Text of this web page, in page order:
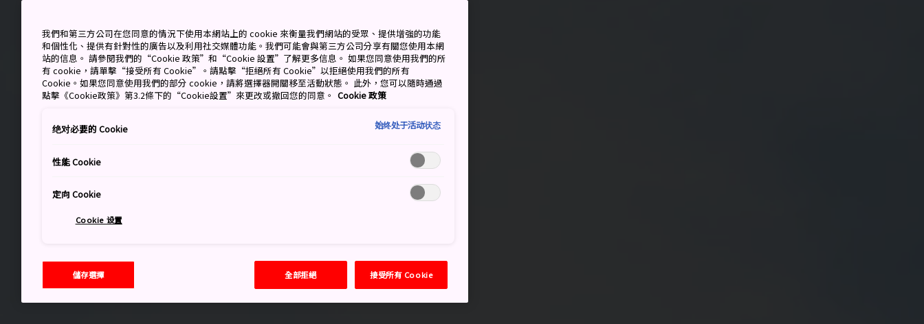
我們和第三方公司在您同意的情況下使用本網站上的 cookie 來衡量我們網站的受眾、提供增強的功能
和個性化、提供有針對性的廣告以及利用社交媒體功能。我們可能會與第三方公司分享有關您使用本網
站的信息。 請參閱我們的“Cookie 政策”和“Cookie 設置”了解更多信息。 如果您同意使用我們的所
有 cookie，請單擊“接受所有 Cookie”。請點擊“拒絕所有 Cookie”以拒絕使用我們的所有
Cookie。如果您同意使用我們的部分 cookie，請將選擇器開關移至活動狀態。 此外，您可以隨時通過
點擊《Cookie政策》第3.2條下的“Cookie設置”來更改或撤回您的同意。 Cookie 政策
绝对必要的 Cookie 始终处于活动状态
性能 Cookie
定向 Cookie
Cookie 设置
儲存選擇 全部拒絕 接受所有 Cookie